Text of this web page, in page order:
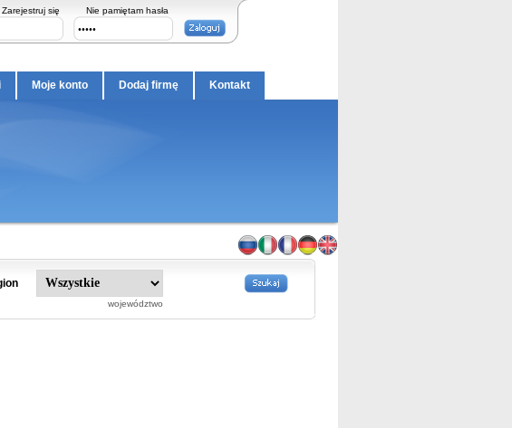
Zarejestruj się Nie pamiętam hasła
Moje konto Dodaj firmę Kontakt
województwo